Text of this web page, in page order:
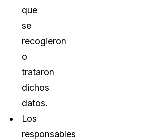
que
se
recogieron
o
trataron
dichos
datos.
Los
responsables